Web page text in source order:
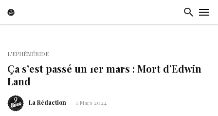
L'EPHÉMÉRIDE
Ça s’est passé un 1er mars : Mort d’Edwin
Land
La Rédaction 1 Mars 2024